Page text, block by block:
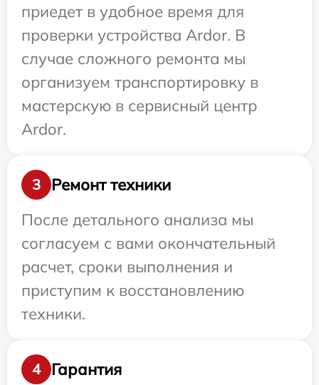
приедет в удобное время для
проверки устройства Ardor. В
случае сложного ремонта мы
организуем транспортировку в
мастерскую в сервисный центр
Ardor.
3
Ремонт техники
После детального анализа мы
согласуем с вами окончательный
расчет, сроки выполнения и
приступим к восстановлению
техники.
4
Гарантия